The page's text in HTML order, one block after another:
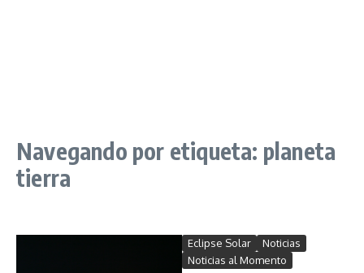
Navegando por etiqueta: planeta
tierra
Eclipse Solar
Noticias
Noticias al Momento